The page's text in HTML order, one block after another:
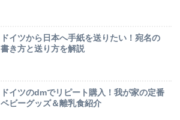
ドイツから日本へ手紙を送りたい！宛名の
書き方と送り方を解説
ドイツのdmでリピート購入！我が家の定番
ベビーグッズ＆離乳食紹介